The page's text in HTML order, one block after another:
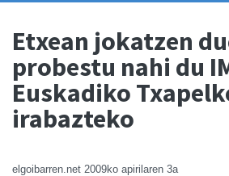
Etxean jokatzen
probestu nahi du
Euskadiko
irabazteko
elgoibarren.net 2009ko apirilaren 3a